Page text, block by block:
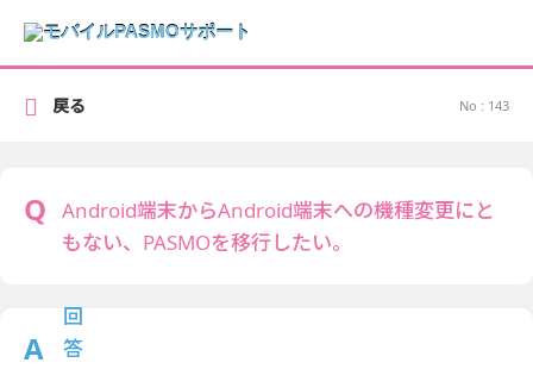
No : 143
Android端末からAndroid端末への機種変更にと
もない、PASMOを移行したい。
戻る